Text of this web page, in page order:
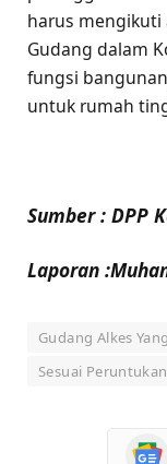
harus mengikuti
Gudang dalam
fungsi
untuk rumah
Sumber : DPP
Laporan
Gudang Alkes
Sesuai